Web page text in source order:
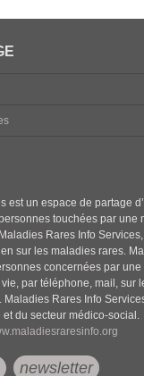
est un espace de partage
touchées par une
Rares Info
sur les maladies rares.
concernées par
par téléphone, mail, sur
Maladies Rares Info
du secteur médico-social.
newsletter